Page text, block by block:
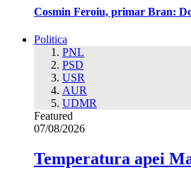
Cosmin Feroiu, primar Bran:
Politica
PNL
PSD
USR
AUR
UDMR
Featured
07/08/2026
Temperatura apei